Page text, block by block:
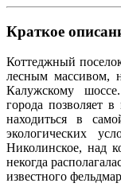
Краткое
Коттеджный
лесным массивом,
Калужскому
города позволяет
находиться в
экологических
Николинское, над
некогда
известного